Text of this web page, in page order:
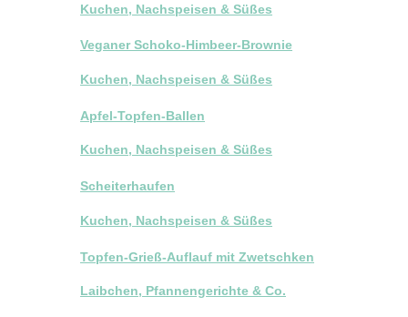
Kuchen, Nachspeisen & Süßes
Veganer Schoko-Himbeer-Brownie
Kuchen, Nachspeisen & Süßes
Apfel-Topfen-Ballen
Kuchen, Nachspeisen & Süßes
Scheiterhaufen
Kuchen, Nachspeisen & Süßes
Topfen-Grieß-Auflauf mit Zwetschken
Laibchen, Pfannengerichte & Co.